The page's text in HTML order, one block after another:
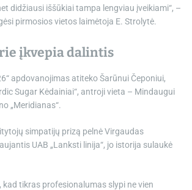
didžiausi iššūkiai tampa lengviau įveikiami“, –
pirmosios vietos laimėtoja E. Strolytė.
įkvepia dalintis
apdovanojimas atiteko Šarūnui Čeponiui,
Sugar Kėdainiai“, antroji vieta – Mindaugui
„Meridianas“.
simpatijų prizą pelnė Virgaudas
UAB „Lanksti linija“, jo istorija sulaukė
tikras profesionalumas slypi ne vien